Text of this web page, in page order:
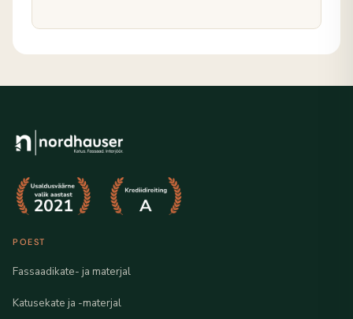
POEST
Fassaadikate- ja materjal
Katusekate ja -materjal